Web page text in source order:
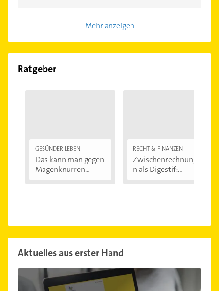
Mehr anzeigen
Ratgeber
GESÜNDER LEBEN
Das kann man gegen
Magenknurren...
RECHT & FINANZEN
Zwischenrechnunge
n als Digestif:...
Aktuelles aus erster Hand